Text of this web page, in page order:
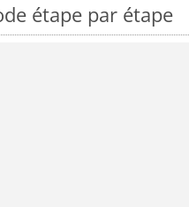
étape par étape